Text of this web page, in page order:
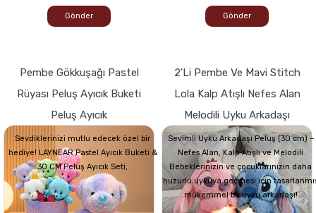
Gönder Gönder
Pembe Gökkuşağı Pastel
Rüyası Peluş Ayıcık Buketi
Peluş Ayıcık
Sevdiklerinizi mutlu edecek özel bir
hediye! LAYNEAR Pastel Ayıcık Buketi &
30 CM Peluş Ayıcık Seti,
2'li Pembe Ve Mavi Stitch
Lola Kalp Atışlı Nefes Alan
Melodili Uyku Arkadaşı
Sevimli Uyku Arkadaşı Peluş (30 cm) –
Nefes Alan, Kalp Atışlı ve Melodili
Bebeklerinizin ve çocuklarınızın daha
huzurlu uykuya geçmesi için
mükemmel bir uyku arkadaşı!